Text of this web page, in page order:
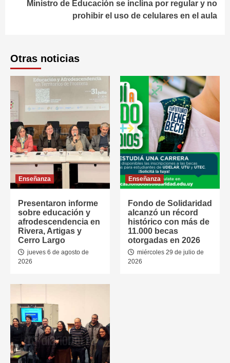
Ministro de Educación se inclina por regular y no
prohibir el uso de celulares en el aula
Otras noticias
Enseñanza
Presentaron informe
sobre educación y
afrodescendencia en
Rivera, Artigas y
Cerro Largo
jueves 6 de agosto de
2026
Enseñanza
Fondo de Solidaridad
alcanzó un récord
histórico con más de
11.000 becas
otorgadas en 2026
miércoles 29 de julio de
2026